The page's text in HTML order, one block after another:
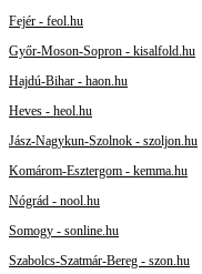
Fejér - feol.hu
Győr-Moson-Sopron - kisalfold.hu
Hajdú-Bihar - haon.hu
Heves - heol.hu
Jász-Nagykun-Szolnok - szoljon.hu
Komárom-Esztergom - kemma.hu
Nógrád - nool.hu
Somogy - sonline.hu
Szabolcs-Szatmár-Bereg - szon.hu